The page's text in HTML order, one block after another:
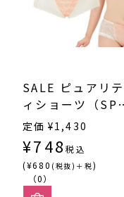
SALE ピュアリテ
ィショーツ（SP-
531）
定価 ¥1,430
¥748税込
(¥680 (税抜)＋税)
（0）